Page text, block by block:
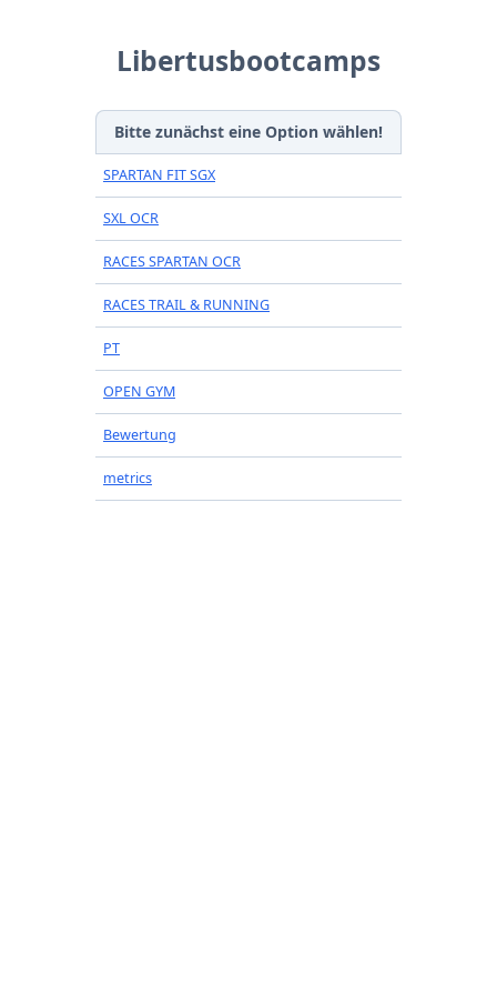
Libertusbootcamps
Bitte zunächst eine Option wählen!
SPARTAN FIT SGX
SXL OCR
RACES SPARTAN OCR
RACES TRAIL & RUNNING
PT
OPEN GYM
Bewertung
metrics